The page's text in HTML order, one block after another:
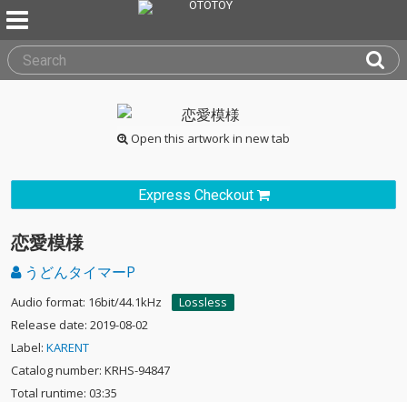
Open this artwork in new tab
Express Checkout
恋愛模様
うどんタイマーP
Audio format: 16bit/44.1kHz
Lossless
Release date: 2019-08-02
Label: KARENT
Catalog number: KRHS-94847
Total runtime: 03:35